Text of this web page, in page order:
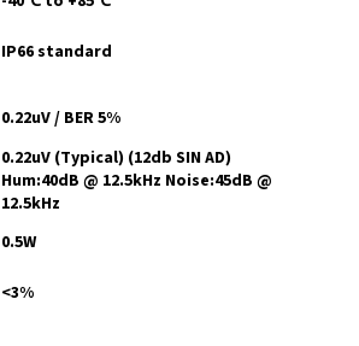
IP66 standard
0.22uV / BER 5%
0.22uV (Typical) (12db SIN AD)
Hum:40dB @ 12.5kHz Noise:45dB @
12.5kHz
0.5W
<3%